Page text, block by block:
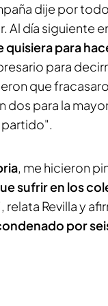
dije por
Al día siguiente
para
para
que
dos para la
partido".
, me hicieron
sufrir en los
Revilla y
por